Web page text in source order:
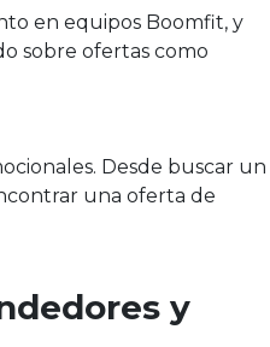
en equipos Boomfit, y
sobre ofertas como
Desde buscar un
una oferta de
y